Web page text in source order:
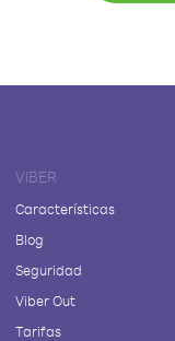
VIBER
Características
Blog
Seguridad
Viber Out
Tarifas